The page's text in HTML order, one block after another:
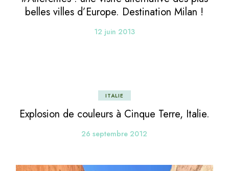
belles villes d’Europe. Destination Milan !
12 juin 2013
ITALIE
Explosion de couleurs à Cinque Terre, Italie.
26 septembre 2012